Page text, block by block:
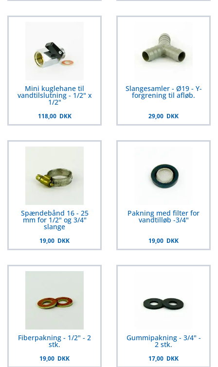
Mini kuglehane til
vandtilslutning - 1/2" x
1/2"
118,00 DKK
Slangesamler - Ø19 - Y-
forgrening til afløb.
29,00 DKK
Spændebånd 16 - 25
mm for 1/2" og 3/4"
slange
19,00 DKK
Pakning med filter for
vandtilløb -3/4"
19,00 DKK
Fiberpakning - 1/2" - 2
stk.
19,00 DKK
Gummipakning - 3/4" -
2 stk.
17,00 DKK